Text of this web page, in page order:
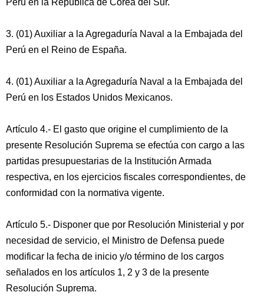
Perú en la República de Corea del Sur.
3. (01) Auxiliar a la Agregaduría Naval a la Embajada del
Perú en el Reino de España.
4. (01) Auxiliar a la Agregaduría Naval a la Embajada del
Perú en los Estados Unidos Mexicanos.
Artículo 4.- El gasto que origine el cumplimiento de la
presente Resolución Suprema se efectúa con cargo a las
partidas presupuestarias de la Institución Armada
respectiva, en los ejercicios fiscales correspondientes, de
conformidad con la normativa vigente.
Artículo 5.- Disponer que por Resolución Ministerial y por
necesidad de servicio, el Ministro de Defensa puede
modificar la fecha de inicio y/o término de los cargos
señalados en los artículos 1, 2 y 3 de la presente
Resolución Suprema.